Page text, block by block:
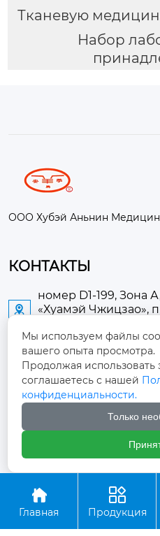
Тканевую
Набор
ООО Хубэй Аньнин
КОНТАКТЫ

номер D1-199,
«Хуамэй Чжицзао»,
 2673889948@qq.com
+86-13705274289
+86-19084124289
Оборудование

Главная

Продукция
Мы используем файлы
вашего опыта просмотра.
Продолжая использовать
соглашаетесь с нашей
конфиденциальности.
Только